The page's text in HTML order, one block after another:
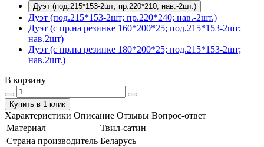
Дуэт (под.215*153-2шт; пр.220*210; нав.-2шт.)
Дуэт (под.215*153-2шт; пр.220*240; нав.-2шт.)
Дуэт (с пр.на резинке 160*200*25; под.215*153-2шт;
нав.2шт)
Дуэт (с пр.на резинке 180*200*25; под.215*153-2шт;
нав.2шт.)
В корзину
Купить в 1 клик
Характеристики Описание Отзывы Вопрос-ответ
Материал
Твил-сатин
Страна производитель Беларусь